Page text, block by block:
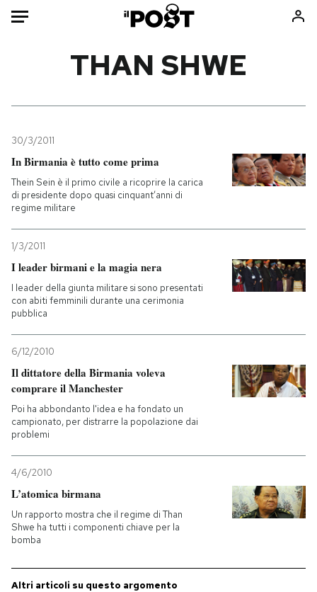
Mondo
Politica
Tecnologia
Internet
Economia
Sport
Consumismi
Storie/Idee
Ok Boomer!
Mondiali calcio 2026
PODCAST
NEWSLETTER
I MIEI PREFERITI
CALENDARIO
AREA PERSONALE
THAN SHWE
30/3/2011
In Birmania è tutto come prima
Thein Sein è il primo civile a ricoprire la carica
di presidente dopo quasi cinquant’anni di
regime militare
1/3/2011
I leader birmani e la magia nera
I leader della giunta militare si sono presentati
con abiti femminili durante una cerimonia
pubblica
6/12/2010
Il dittatore della Birmania voleva
comprare il Manchester
Poi ha abbondanto l'idea e ha fondato un
campionato, per distrarre la popolazione dai
problemi
4/6/2010
L’atomica birmana
Un rapporto mostra che il regime di Than
Shwe ha tutti i componenti chiave per la
bomba
Altri articoli su questo argomento